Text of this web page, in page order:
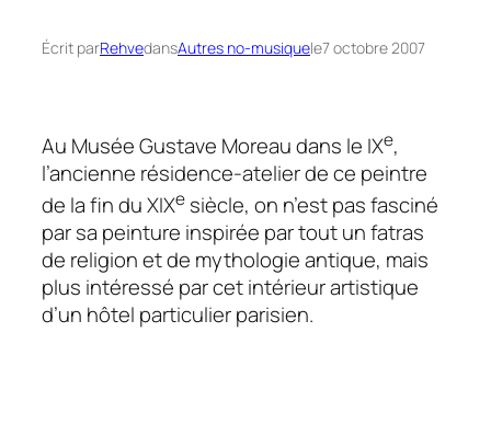
Écrit parRehvedansAutres no-musiquele7 octobre 2007
Au Musée Gustave Moreau dans le IXe,
l’ancienne résidence-atelier de ce peintre
de la fin du XIXe siècle, on n’est pas fasciné
par sa peinture inspirée par tout un fatras
de religion et de mythologie antique, mais
plus intéressé par cet intérieur artistique
d’un hôtel particulier parisien.